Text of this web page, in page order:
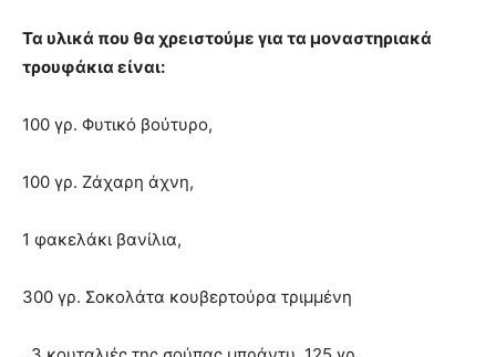
Τα υλικά που θα χρειστούμε για τα μοναστηριακά
τρουφάκια είναι:
100 γρ. Φυτικό βούτυρο,
100 γρ. Ζάχαρη άχνη,
1 φακελάκι βανίλια,
300 γρ. Σοκολάτα κουβερτούρα τριμμένη